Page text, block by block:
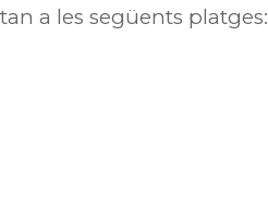
a les següents platges: